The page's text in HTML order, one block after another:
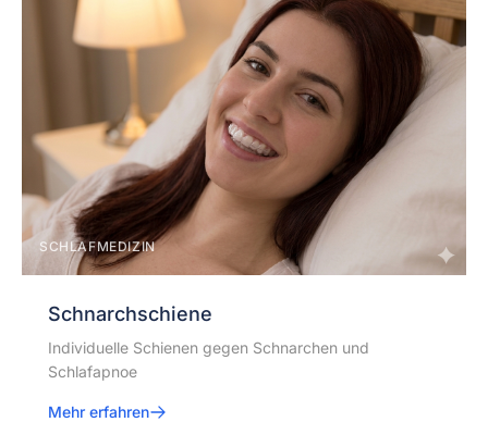
SCHLAFMEDIZIN
Schnarchschiene
Individuelle Schienen gegen Schnarchen und
Schlafapnoe
Mehr erfahren